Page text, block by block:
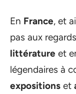
En France, et
pas aux
littérature et
légendaires à
expositions et